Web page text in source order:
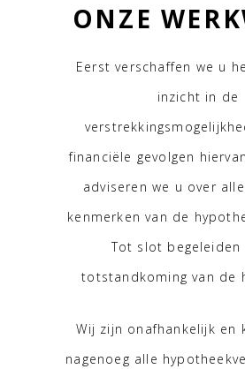
ONZE
Eerst verschaffen we u
inzicht in de
financiële gevolgen
adviseren we u over
kenmerken van de
Tot slot begeleiden
totstandkoming van de
Wij zijn onafhankelijk en
nagenoeg alle